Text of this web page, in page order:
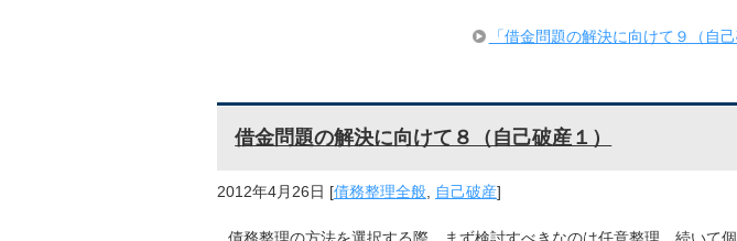
「借金問題の解決に向けて９（自
借金問題の解決に向けて８（自己破産１）
2012年4月26日 [債務整理全般 自己破産]